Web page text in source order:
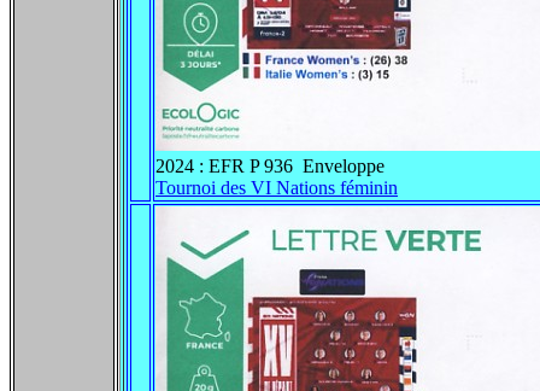
2024 : EFR P 936 Enveloppe
Tournoi des VI Nations féminin